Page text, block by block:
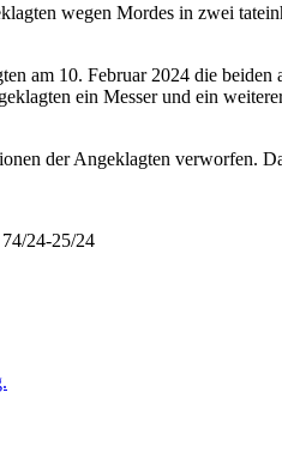
wegen Mordes in zwei
am 10. Februar 2024 die
ein Messer und ein
der Angeklagten verworfen.
24-25/24